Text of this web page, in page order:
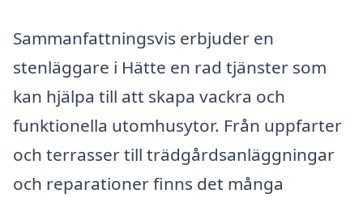
Sammanfattningsvis erbjuder en
stenläggare i Hätte en rad tjänster som
kan hjälpa till att skapa vackra och
funktionella utomhusytor. Från uppfarter
och terrasser till trädgårdsanläggningar
och reparationer finns det många